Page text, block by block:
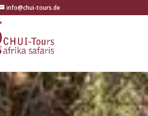
info@chui-tours.de